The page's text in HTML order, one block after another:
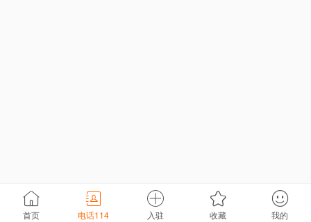
首页 电话114 入驻 收藏 我的